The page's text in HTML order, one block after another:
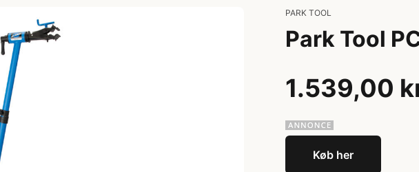
PARK TOOL
Park Tool
1.539,00
Køb her